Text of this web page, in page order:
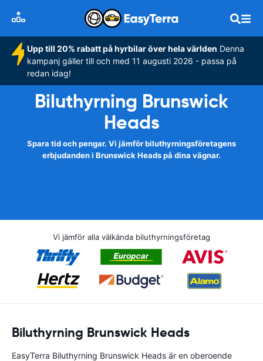
Upp till 20% rabatt på hyrbilar över hela världen Denna
kampanj gäller till och med 11 augusti 2026 - passa på
redan idag!
Biluthyrning Brunswick
Heads
Spara tid och pengar. Vi jämför biluthyrningsföretagens
erbjudanden i Brunswick Heads på dina vägnar.
Vi jämför alla välkända biluthyrningsföretag
Biluthyrning Brunswick Heads
EasyTerra Biluthyrning Brunswick Heads är en oberoende